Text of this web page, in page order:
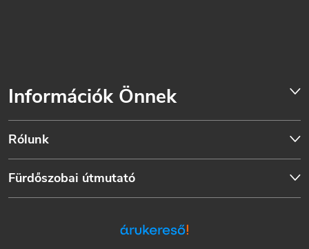
Információk Önnek
Rólunk
Fürdőszobai útmutató